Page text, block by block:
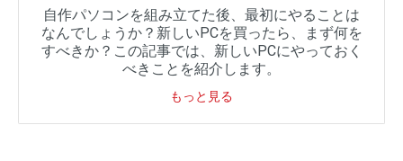
自作パソコンを組み立てた後、最初にやることは
なんでしょうか？新しいPCを買ったら、まず何を
すべきか？この記事では、新しいPCにやっておく
べきことを紹介します。
もっと見る